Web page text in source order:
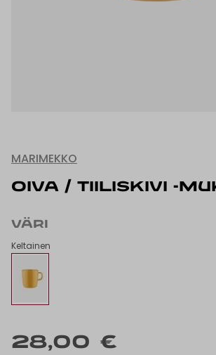
MARIMEKKO
OIVA / TIILISKIVI -
VÄRI
Keltainen
28,00 €